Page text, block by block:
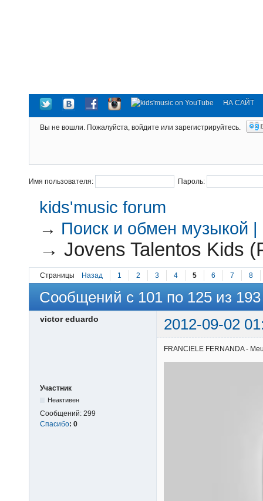
НА САЙТ
Вы не вошли. Пожалуйста, войдите или зарегистрируйтесь.
Имя пользователя: Пароль:
kids'music forum
→ Поиск и обмен музыкой
→Jovens Talentos Kids
Страницы Назад 1 2 3 4 5 6 7 8
Сообщений с 101 по 125 из 193
victor eduardo 2012-09-02
Участник
Неактивен
Сообщений: 299
Спасибо: 0
FRANCIELE FERNANDA -